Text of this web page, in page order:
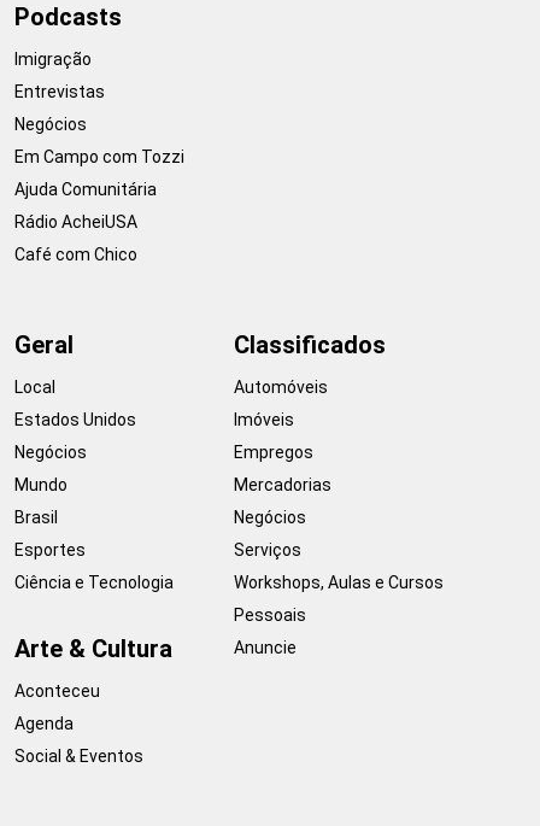
Podcasts
Imigração
Entrevistas
Negócios
Em Campo com Tozzi
Ajuda Comunitária
Rádio AcheiUSA
Café com Chico
Geral
Local
Estados Unidos
Negócios
Mundo
Brasil
Esportes
Ciência e Tecnologia
Arte & Cultura
Aconteceu
Agenda
Social & Eventos
Classificados
Automóveis
Imóveis
Empregos
Mercadorias
Negócios
Serviços
Workshops, Aulas e Cursos
Pessoais
Anuncie